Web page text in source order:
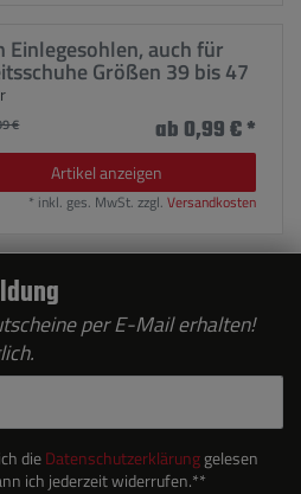
Einlegesohlen, auch für
Größen 39 bis 47
€ ab 0,99 € *
Artikel anzeigen
* inkl. ges. MwSt. zzgl. Versandkosten
per E-Mail erhalten!
dieDaten­schutz­erklärunggelesen
ich jederzeit widerrufen.**